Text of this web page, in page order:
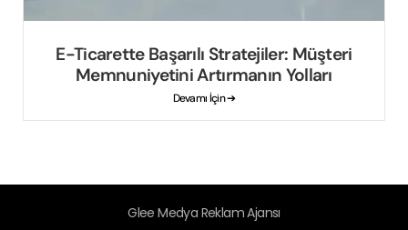
E-Ticarette Başarılı Stratejiler: Müşteri
Memnuniyetini Artırmanın Yolları
Devamı İçin ➔
Glee Medya Reklam Ajansı